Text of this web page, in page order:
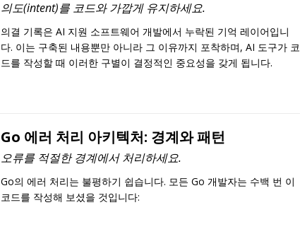
의도(intent)를 코드와 가깝게 유지하세요.
의결 기록은 AI 지원 소프트웨어 개발에서 누락된 기억 레이어입니
다. 이는 구축된 내용뿐만 아니라 그 이유까지 포착하며, AI 도구가 코
드를 작성할 때 이러한 구별이 결정적인 중요성을 갖게 됩니다.
Go 에러 처리 아키텍처: 경계와 패턴
오류를 적절한 경계에서 처리하세요.
Go의 에러 처리는 불평하기 쉽습니다. 모든 Go 개발자는 수백 번 이
코드를 작성해 보셨을 것입니다: